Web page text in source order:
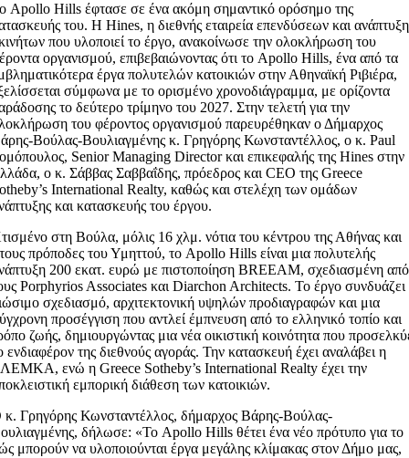
Apollo Hills έφτασε σε ένα ακόμη σημαντικό ορόσημο της
του. Η Hines, η διεθνής εταιρεία επενδύσεων και
που υλοποιεί το έργο, ανακοίνωσε την ολοκλήρωση του
οργανισμού, επιβεβαιώνοντας ότι το Apollo Hills, ένα από τα
έργα πολυτελών κατοικιών στην Αθηναϊκή Ριβιέρα,
σύμφωνα με το ορισμένο χρονοδιάγραμμα, με ορίζοντα
το δεύτερο τρίμηνο του 2027. Στην τελετή για την
του φέροντος οργανισμού παρευρέθηκαν ο Δήμαρχος
Βούλας-Βουλιαγμένης κ. Γρηγόρης Κωνσταντέλλος, ο κ. Paul
Senior Managing Director και επικεφαλής της Hines στην
ο κ. Σάββας Σαββαΐδης, πρόεδρος και CEO της Greece
International Realty, καθώς και στελέχη των ομάδων
και κατασκευής του έργου.
στη Βούλα, μόλις 16 χλμ. νότια του κέντρου της Αθήνας και
πρόποδες του Υμηττού, το Apollo Hills είναι μια πολυτελής
200 εκατ. ευρώ με πιστοποίηση BREEAM, σχεδιασμένη από
Porphyrios Associates και Diarchon Architects. Το έργο συνδυάζει
σχεδιασμό, αρχιτεκτονική υψηλών προδιαγραφών και μια
προσέγγιση που αντλεί έμπνευση από το ελληνικό τοπίο και
ζωής, δημιουργώντας μια νέα οικιστική κοινότητα που
ενδιαφέρον της διεθνούς αγοράς. Την κατασκευή έχει αναλάβει η
ενώ η Greece Sotheby’s International Realty έχει την
εμπορική διάθεση των κατοικιών.
Γρηγόρης Κωνσταντέλλος, δήμαρχος Βάρης-Βούλας-
δήλωσε: «Το Apollo Hills θέτει ένα νέο πρότυπο για το
μπορούν να υλοποιούνται έργα μεγάλης κλίμακας στον Δήμο μας,